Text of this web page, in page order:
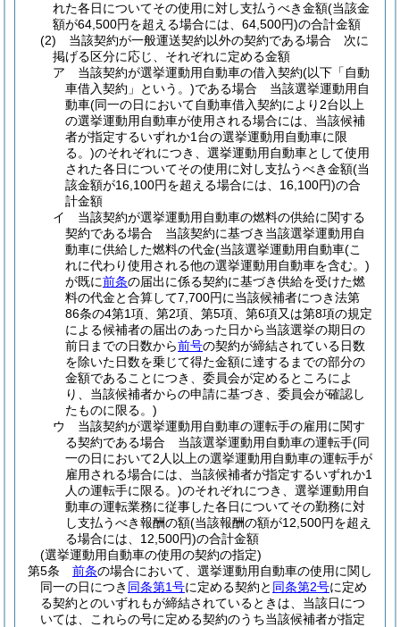
れた各日についてその使用に対し支払うべき金額(当該金
額が64,500円を超える場合には、64,500円)の合計金額
(2)
当該契約が一般運送契約以外の契約である場合 次に
掲げる区分に応じ、それぞれに定める金額
ア
当該契約が選挙運動用自動車の借入契約(以下「自動
車借入契約」という。)である場合 当該選挙運動用自
動車(同一の日において自動車借入契約により2台以上
の選挙運動用自動車が使用される場合には、当該候補
者が指定するいずれか1台の選挙運動用自動車に限
る。)のそれぞれにつき、選挙運動用自動車として使用
された各日についてその使用に対し支払うべき金額(当
該金額が16,100円を超える場合には、16,100円)の合
計金額
イ
当該契約が選挙運動用自動車の燃料の供給に関する
契約である場合 当該契約に基づき当該選挙運動用自
動車に供給した燃料の代金(当該選挙運動用自動車(こ
れに代わり使用される他の選挙運動用自動車を含む。)
が既に前条の届出に係る契約に基づき供給を受けた燃
料の代金と合算して7,700円に当該候補者につき法第
86条の4第1項、第2項、第5項、第6項又は第8項の規定
による候補者の届出のあった日から当該選挙の期日の
前日までの日数から前号の契約が締結されている日数
を除いた日数を乗じて得た金額に達するまでの部分の
金額であることにつき、委員会が定めるところによ
り、当該候補者からの申請に基づき、委員会が確認し
たものに限る。)
ウ
当該契約が選挙運動用自動車の運転手の雇用に関す
る契約である場合 当該選挙運動用自動車の運転手(同
一の日において2人以上の選挙運動用自動車の運転手が
雇用される場合には、当該候補者が指定するいずれか1
人の運転手に限る。)のそれぞれにつき、選挙運動用自
動車の運転業務に従事した各日についてその勤務に対
し支払うべき報酬の額(当該報酬の額が12,500円を超え
る場合には、12,500円)の合計金額
(選挙運動用自動車の使用の契約の指定)
第5条
前条の場合において、選挙運動用自動車の使用に関し
同一の日につき 同条第1号に定める契約と 同条第2号に定め
る契約とのいずれもが締結されているときは、当該日につ
いては、これらの号に定める契約のうち当該候補者が指定